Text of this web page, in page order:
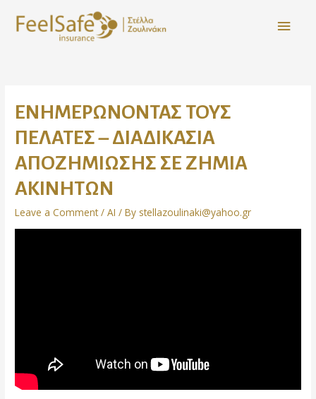
ΕΝΗΜΕΡΩΝΟΝΤΑΣ ΤΟΥΣ
ΠΕΛΑΤΕΣ – ΔΙΑΔΙΚΑΣΙΑ
ΑΠΟΖΗΜΙΩΣΗΣ ΣΕ ΖΗΜΙΑ
ΑΚΙΝΗΤΩΝ
Leave a Comment /AI / By stellazoulinaki@yahoo.gr